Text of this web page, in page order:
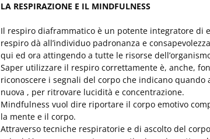
LA RESPIRAZIONE E IL MINDFULNESS
Il respiro diaframmatico è un potente integratore di
respiro dà all’individuo padronanza e
qui ed ora attingendo a tutte le risorse
Saper utilizzare il respiro correttamente è, anche,
riconoscere i segnali del corpo che indicano
nuova , per ritrovare lucidità e concentrazione.
Mindfulness vuol dire riportare il corpo emotivo
la mente e il corpo.
Attraverso tecniche respiratorie e di ascolto del